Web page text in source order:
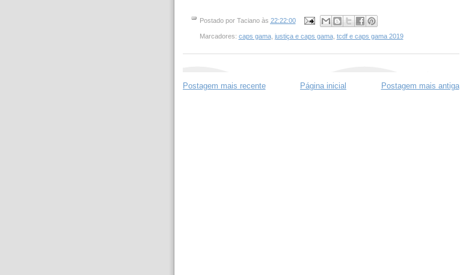
Postado por Taciano às 22:22:00
Marcadores: caps gama, justiça e caps gama, tcdf e caps gama 2019
Postagem mais recente Postagem mais antiga
Página inicial